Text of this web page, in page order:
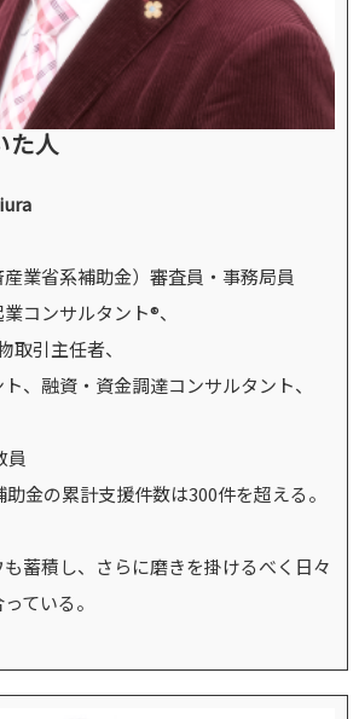
た人
業省系補助金）審査員・事務局員
コンサルタント®、
取引主任者、
、融資・資金調達コンサルタント、
員
金の累計支援件数は300件を超える。
蓄積し、さらに磨きを掛けるべく日々
ている。